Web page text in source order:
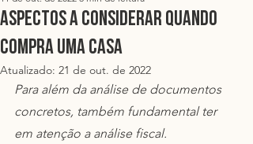
Aspectos a considerar quando
compra uma casa
Atualizado: 21 de out. de 2022
Para além da análise de documentos
concretos, também fundamental ter
em atenção a análise fiscal.